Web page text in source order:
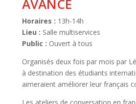
AVANCÉ
Horaires : 13h-14h
Lieu : Salle multiservices
Public : Ouvert à tous
Organisés deux fois par mois par
à destination des étudiants
aimeraient améliorer leur français